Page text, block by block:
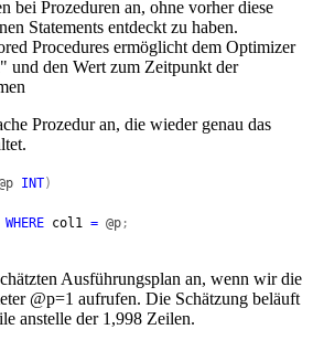
bei Prozeduren an, ohne vorher diese
Statements entdeckt zu haben.
Procedures ermöglicht dem Optimizer
und den Wert zum Zeitpunkt der
Prozedur an, die wieder genau das
INT)
WHERE col1 = @p ;
Ausführungsplan an, wenn wir die
@p=1 aufrufen. Die Schätzung beläuft
anstelle der 1,998 Zeilen.